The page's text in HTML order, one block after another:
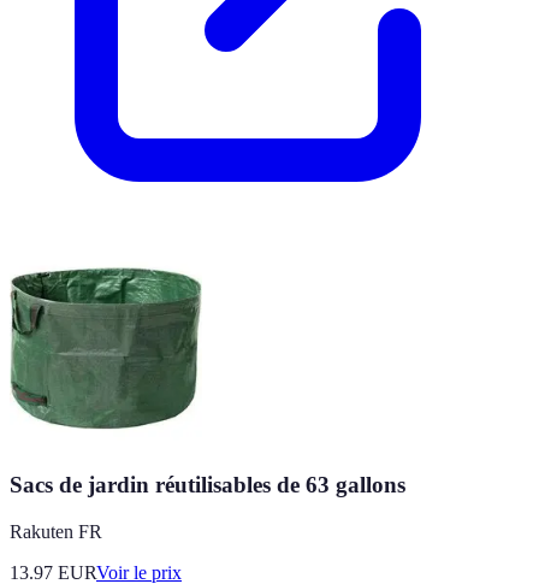
Sacs de jardin réutilisables de 63 gallons
Rakuten FR
13.97 EURVoir le prix